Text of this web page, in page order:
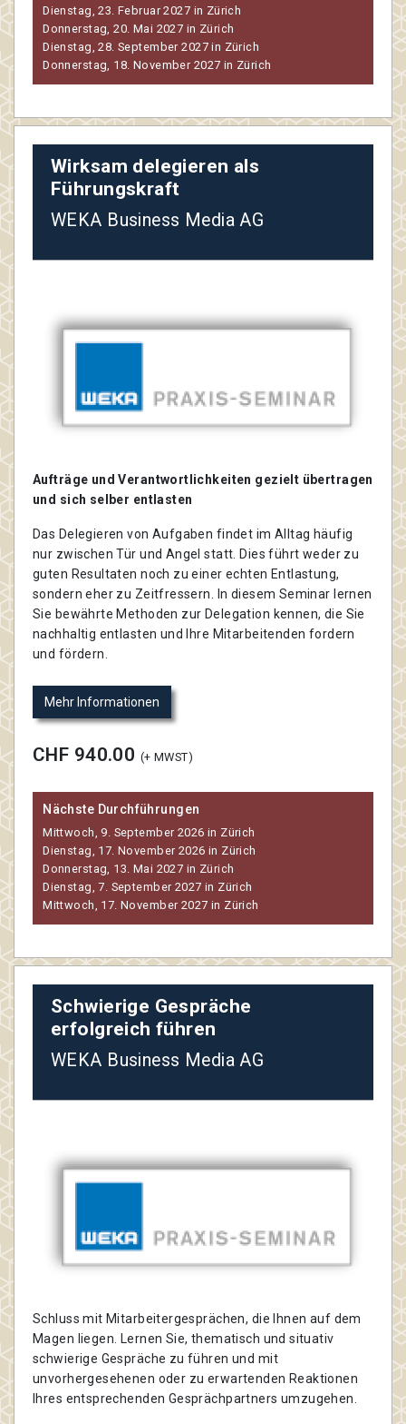
Dienstag, 23. Februar 2027 in Zürich
Donnerstag, 20. Mai 2027 in Zürich
Dienstag, 28. September 2027 in Zürich
Donnerstag, 18. November 2027 in Zürich
Wirksam delegieren als
Führungskraft
WEKA Business Media AG
Aufträge und Verantwortlichkeiten gezielt übertragen
und sich selber entlasten
Das Delegieren von Aufgaben findet im Alltag häufig
nur zwischen Tür und Angel statt. Dies führt weder zu
guten Resultaten noch zu einer echten Entlastung,
sondern eher zu Zeitfressern. In diesem Seminar lernen
Sie bewährte Methoden zur Delegation kennen, die Sie
nachhaltig entlasten und Ihre Mitarbeitenden fordern
und fördern.
Mehr Informationen
CHF 940.00 (+ MWST)
Nächste Durchführungen
Mittwoch, 9. September 2026 in Zürich
Dienstag, 17. November 2026 in Zürich
Donnerstag, 13. Mai 2027 in Zürich
Dienstag, 7. September 2027 in Zürich
Mittwoch, 17. November 2027 in Zürich
Schwierige Gespräche
erfolgreich führen
WEKA Business Media AG
Schluss mit Mitarbeitergesprächen, die Ihnen auf dem
Magen liegen. Lernen Sie, thematisch und situativ
schwierige Gespräche zu führen und mit
unvorhergesehenen oder zu erwartenden Reaktionen
Ihres entsprechenden Gesprächpartners umzugehen.